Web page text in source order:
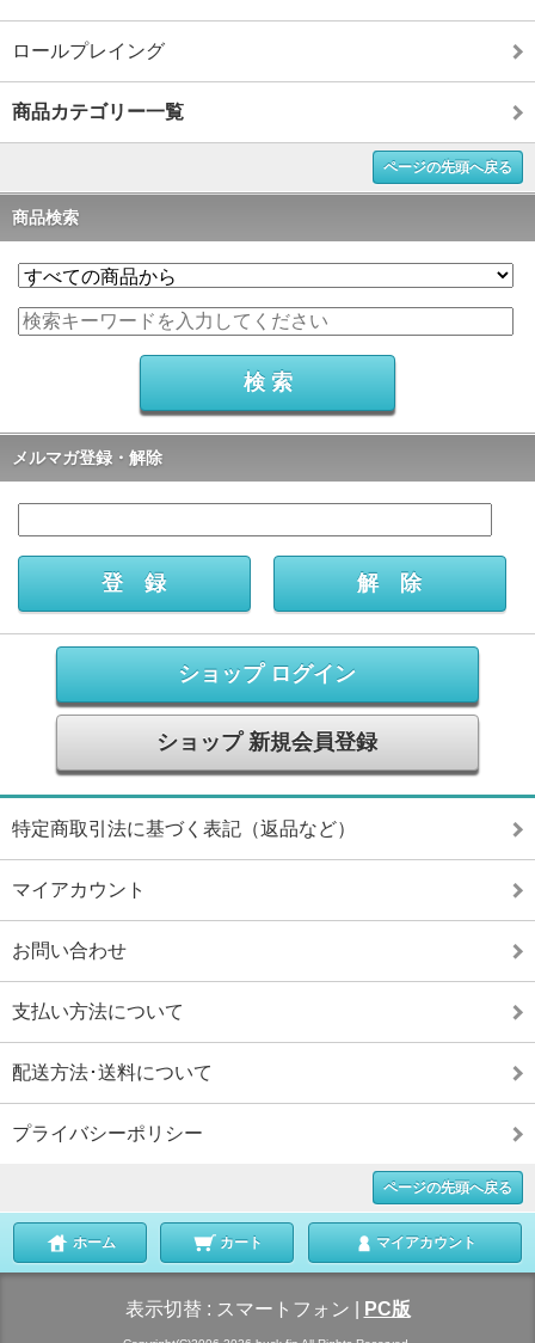
ロールプレイング
商品カテゴリー一覧
ページの先頭へ戻る
商品検索
メルマガ登録・解除
ショップ ログイン
ショップ 新規会員登録
特定商取引法に基づく表記（返品など）
マイアカウント
お問い合わせ
支払い方法について
配送方法･送料について
プライバシーポリシー
ページの先頭へ戻る
ホーム カート マイアカウント
表示切替 : スマートフォン PC版